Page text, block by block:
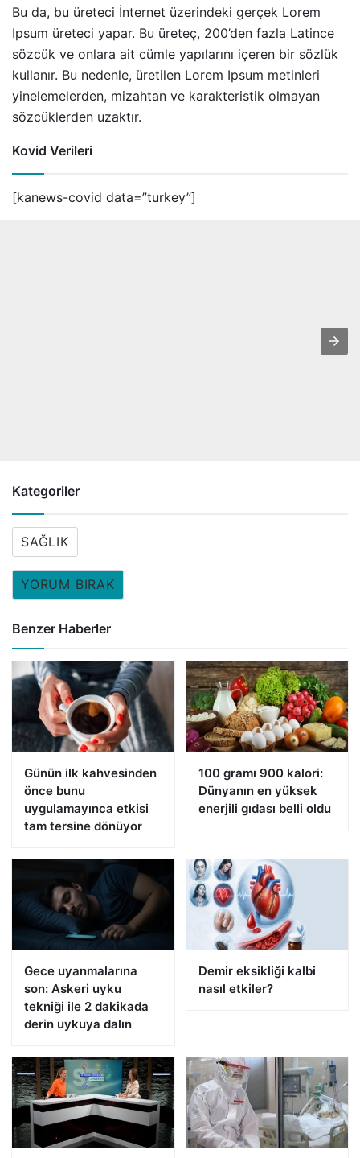
Bu da, bu üreteci İnternet üzerindeki gerçek Lorem
Ipsum üreteci yapar. Bu üreteç, 200’den fazla Latince
sözcük ve onlara ait cümle yapılarını içeren bir sözlük
kullanır. Bu nedenle, üretilen Lorem Ipsum metinleri
yinelemelerden, mizahtan ve karakteristik olmayan
sözcüklerden uzaktır.
Kovid Verileri
[kanews-covid data=”turkey”]
Kategoriler
SAĞLIK
YORUM BIRAK
Benzer Haberler
Günün ilk kahvesinden
önce bunu
uygulamayınca etkisi
tam tersine dönüyor
100 gramı 900 kalori:
Dünyanın en yüksek
enerjili gıdası belli oldu
Gece uyanmalarına
son: Askeri uyku
tekniği ile 2 dakikada
derin uykuya dalın
Demir eksikliği kalbi
nasıl etkiler?